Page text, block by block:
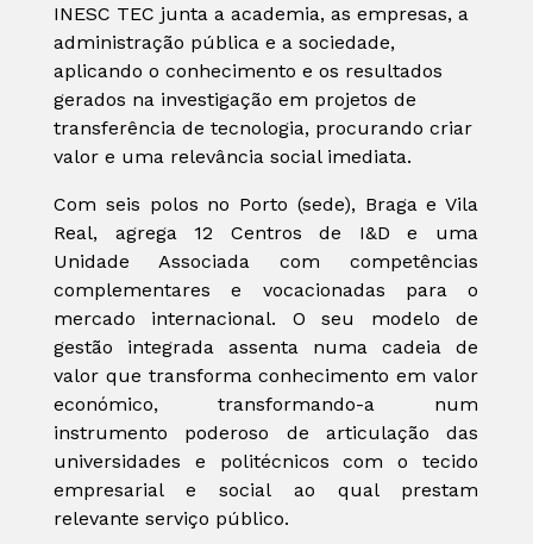
INESC TEC junta a academia, as empresas, a
administração pública e a sociedade,
aplicando o conhecimento e os resultados
gerados na investigação em projetos de
transferência de tecnologia, procurando criar
valor e uma relevância social imediata.
Com seis polos no Porto (sede), Braga e Vila
Real, agrega 12 Centros de I&D e uma
Unidade Associada com competências
complementares e vocacionadas para o
mercado internacional. O seu modelo de
gestão integrada assenta numa cadeia de
valor que transforma conhecimento em valor
económico, transformando-a num
instrumento poderoso de articulação das
universidades e politécnicos com o tecido
empresarial e social ao qual prestam
relevante serviço público.